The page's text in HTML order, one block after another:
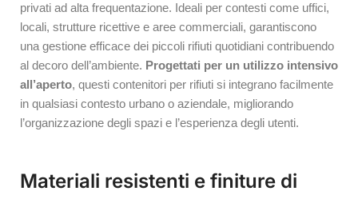
privati ad alta frequentazione. Ideali per contesti come uffici,
locali, strutture ricettive e aree commerciali, garantiscono
una gestione efficace dei piccoli rifiuti quotidiani contribuendo
al decoro dell’ambiente. Progettati per un utilizzo intensivo
all’aperto, questi contenitori per rifiuti si integrano facilmente
in qualsiasi contesto urbano o aziendale, migliorando
l’organizzazione degli spazi e l’esperienza degli utenti.
Materiali resistenti e finiture di